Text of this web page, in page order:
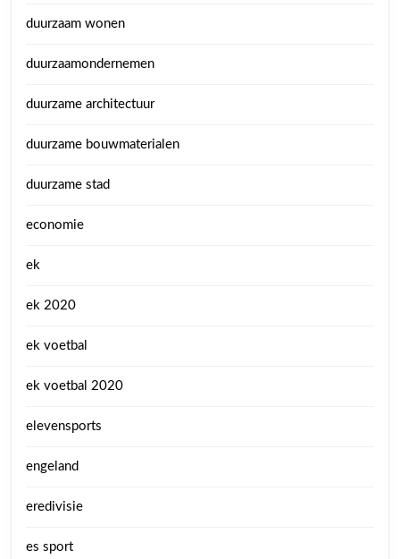
duurzaam wonen
duurzaamondernemen
duurzame architectuur
duurzame bouwmaterialen
duurzame stad
economie
ek
ek 2020
ek voetbal
ek voetbal 2020
elevensports
engeland
eredivisie
es sport